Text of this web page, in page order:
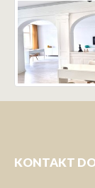
KONTAKT